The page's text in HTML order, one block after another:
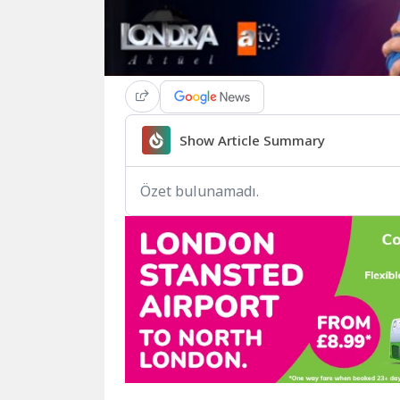
Show Article Summary
Özet bulunamadı.